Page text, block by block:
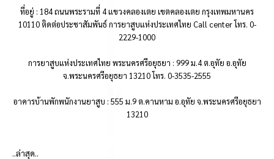
ที่อยู่ : 184 ถนนพระรามที่ 4 แขวงคลองเตย เขตคลองเตย กรุงเทพมหานคร
10110 ติดต่อประชาสัมพันธ์ การยาสูบแห่งประเทศไทย Call center โทร. 0-
2229-1000
การยาสูบแห่งประเทศไทย พระนครศรีอยุธยา : 999 ม.4 ต.อุทัย อ.อุทัย
จ.พระนครศรีอยุธยา 13210 โทร. 0-3535-2555
อาคารบ้านพักพนักงานยาสูบ : 555 ม.9 ต.คานหาม อ.อุทัย จ.พระนครศรีอยุธยา
13210
..ล่าสุด..